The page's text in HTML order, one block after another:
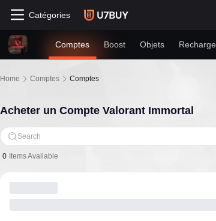
Catégories
Comptes Boost Objets Recharge
Home Comptes Comptes
Acheter un Compte Valorant Immortal
Search
0 Items Available